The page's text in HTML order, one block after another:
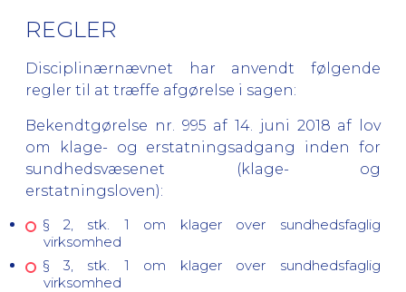
REGLER
Disciplinærnævnet har anvendt følgende
regler til at træffe afgørelse i sagen:
Bekendtgørelse nr. 995 af 14. juni 2018 af lov
om klage- og erstatningsadgang inden for
sundhedsvæsenet (klage- og
erstatningsloven):
§ 2, stk. 1 om klager over sundhedsfaglig
virksomhed
§ 3, stk. 1 om klager over sundhedsfaglig
virksomhed